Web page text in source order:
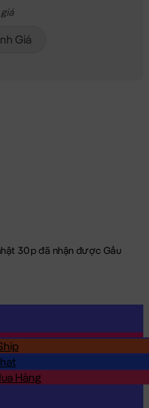
Giá
30p đã nhận được Gấu
Hàng